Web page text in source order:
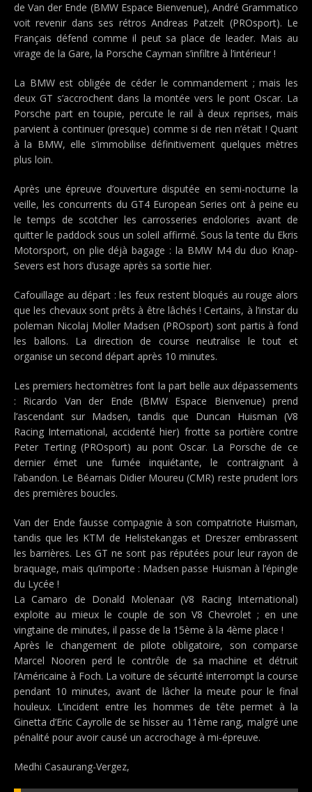
de Van der Ende (BMW Espace Bienvenue), André Grammatico
voit revenir dans ses rétros Andreas Patzelt (PROsport). Le
Français défend comme il peut sa place de leader. Mais au
virage de la Gare, la Porsche Cayman s’infiltre à l’intérieur !
La BMW est obligée de céder le commandement ; mais les
deux GT s’accrochent dans la montée vers le pont Oscar. La
Porsche part en toupie, percute le rail à deux reprises, mais
parvient à continuer (presque) comme si de rien n’était ! Quant
à la BMW, elle s’immobilise définitivement quelques mètres
plus loin.
Après une épreuve d’ouverture disputée en semi-nocturne la
veille, les concurrents du GT4 European Series ont à peine eu
le temps de scotcher les carrosseries endolories avant de
quitter le paddock sous un soleil affirmé. Sous la tente du Ekris
Motorsport, on plie déjà bagage : la BMW M4 du duo Knap-
Severs est hors d’usage après sa sortie hier.
Cafouillage au départ : les feux restent bloqués au rouge alors
que les chevaux sont prêts à être lâchés ! Certains, à l’instar du
poleman Nicolaj Moller Madsen (PROsport) sont partis à fond
les ballons. La direction de course neutralise le tout et
organise un second départ après 10 minutes.
Les premiers hectomètres font la part belle aux dépassements
: Ricardo Van der Ende (BMW Espace Bienvenue) prend
l’ascendant sur Madsen, tandis que Duncan Huisman (V8
Racing International, accidenté hier) frotte sa portière contre
Peter Terting (PROsport) au pont Oscar. La Porsche de ce
dernier émet une fumée inquiétante, le contraignant à
l’abandon. Le Béarnais Didier Moureu (CMR) reste prudent lors
des premières boucles.
Van der Ende fausse compagnie à son compatriote Huisman,
tandis que les KTM de Helistekangas et Dreszer embrassent
les barrières. Les GT ne sont pas réputées pour leur rayon de
braquage, mais qu’importe : Madsen passe Huisman à l’épingle
du Lycée !
La Camaro de Donald Molenaar (V8 Racing International)
exploite au mieux le couple de son V8 Chevrolet ; en une
vingtaine de minutes, il passe de la 15ème à la 4ème place !
Après le changement de pilote obligatoire, son comparse
Marcel Nooren perd le contrôle de sa machine et détruit
l’Américaine à Foch. La voiture de sécurité interrompt la course
pendant 10 minutes, avant de lâcher la meute pour le final
houleux. L’incident entre les hommes de tête permet à la
Ginetta d’Eric Cayrolle de se hisser au 11ème rang, malgré une
pénalité pour avoir causé un accrochage à mi-épreuve.
Medhi Casaurang-Vergez,